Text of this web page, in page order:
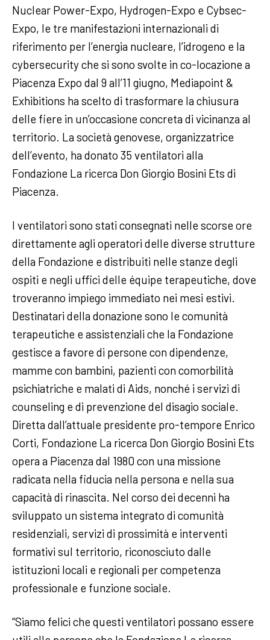
Nuclear Power-Expo, Hydrogen-Expo e Cybsec-
Expo, le tre manifestazioni internazionali di
riferimento per l’energia nucleare, l’idrogeno e la
cybersecurity che si sono svolte in co-locazione a
Piacenza Expo dal 9 all’11 giugno, Mediapoint &
Exhibitions ha scelto di trasformare la chiusura
delle fiere in un’occasione concreta di vicinanza al
territorio. La società genovese, organizzatrice
dell’evento, ha donato 35 ventilatori alla
Fondazione La ricerca Don Giorgio Bosini Ets di
Piacenza.
I ventilatori sono stati consegnati nelle scorse ore
direttamente agli operatori delle diverse strutture
della Fondazione e distribuiti nelle stanze degli
ospiti e negli uffici delle équipe terapeutiche, dove
troveranno impiego immediato nei mesi estivi.
Destinatari della donazione sono le comunità
terapeutiche e assistenziali che la Fondazione
gestisce a favore di persone con dipendenze,
mamme con bambini, pazienti con comorbilità
psichiatriche e malati di Aids, nonché i servizi di
counseling e di prevenzione del disagio sociale.
Diretta dall’attuale presidente pro-tempore Enrico
Corti, Fondazione La ricerca Don Giorgio Bosini Ets
opera a Piacenza dal 1980 con una missione
radicata nella fiducia nella persona e nella sua
capacità di rinascita. Nel corso dei decenni ha
sviluppato un sistema integrato di comunità
residenziali, servizi di prossimità e interventi
formativi sul territorio, riconosciuto dalle
istituzioni locali e regionali per competenza
professionale e funzione sociale.
“Siamo felici che questi ventilatori possano essere